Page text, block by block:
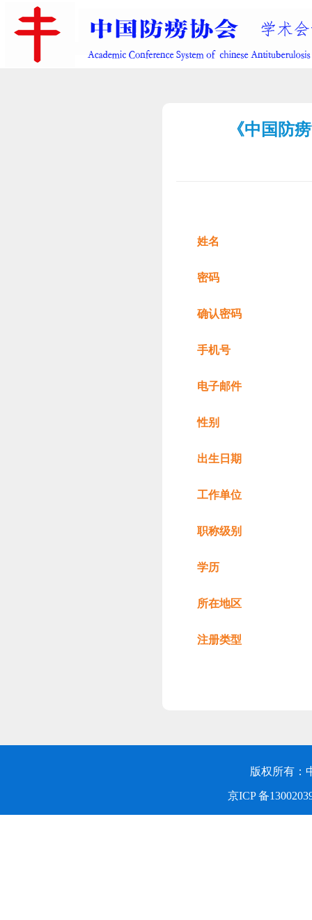
《中国防
姓名
密码
确认密码
手机号
电子邮件
性别
出生日期
工作单位
职称级别
学历
所在地区
注册类型
版权所有：
京ICP 备